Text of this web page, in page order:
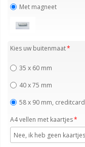
Met magneet
Kies uw buitenmaat
35 x 60 mm
40 x 75 mm
58 x 90 mm, creditcard
A4 vellen met kaartjes